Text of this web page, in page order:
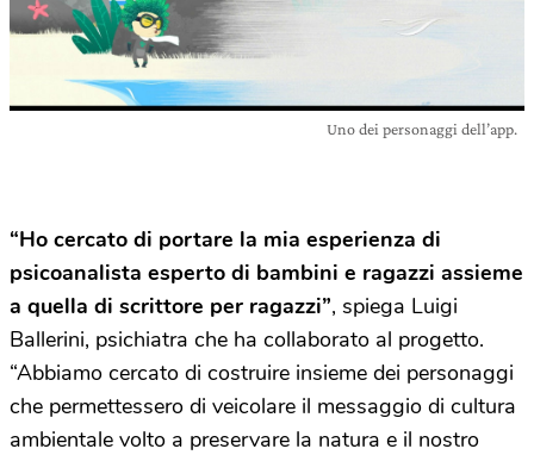
Uno dei personaggi dell’app.
“Ho cercato di portare la mia esperienza di
psicoanalista esperto di bambini e ragazzi assieme
a quella di scrittore per ragazzi”, spiega Luigi
Ballerini, psichiatra che ha collaborato al progetto.
“Abbiamo cercato di costruire insieme dei personaggi
che permettessero di veicolare il messaggio di cultura
ambientale volto a preservare la natura e il nostro